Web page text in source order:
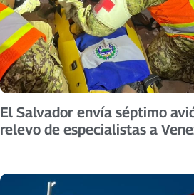
El Salvador envía séptimo
relevo de especialistas a